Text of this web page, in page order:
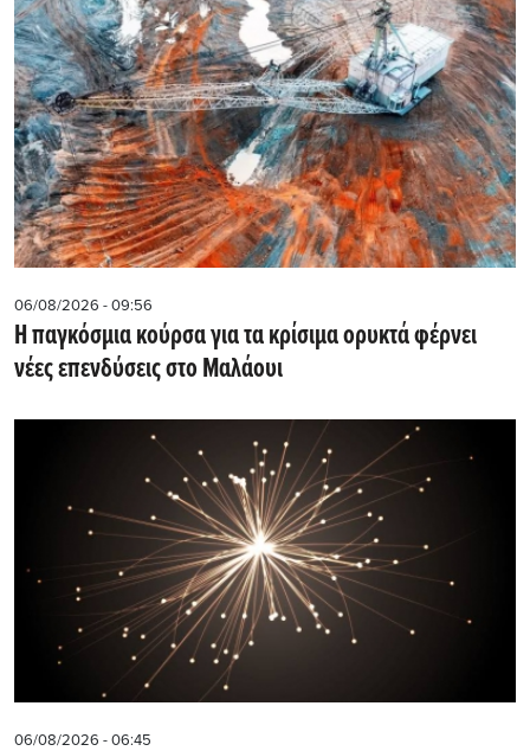
06/08/2026 - 09:56
Η παγκόσμια κούρσα για τα κρίσιμα ορυκτά φέρνει
νέες επενδύσεις στο Μαλάουι
06/08/2026 - 06:45